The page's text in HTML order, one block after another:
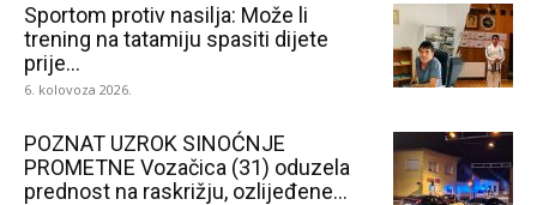
Sportom protiv nasilja: Može li
trening na tatamiju spasiti dijete
prije...
6. kolovoza 2026.
POZNAT UZROK SINOĆNJE
PROMETNE Vozačica (31) oduzela
prednost na raskrižju, ozlijeđene...